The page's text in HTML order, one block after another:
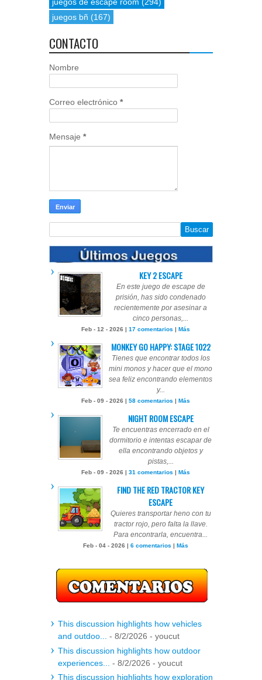
juegos de escape room (294)
juegos bñ (167)
CONTACTO
Nombre
Correo electrónico *
Mensaje *
KEY 2 ESCAPE
En este juego de escape de
prisión, has sido condenado
recientemente por asesinar a
cinco personas,...
Feb - 12 - 2026 | 17 comentarios | Más
MONKEY GO HAPPY: STAGE 1022
Tienes que encontrar todos los
mini monos y hacer que el mono
sea feliz encontrando elementos
y...
Feb - 09 - 2026 | 58 comentarios | Más
NIGHT ROOM ESCAPE
Te encuentras encerrado en el
dormitorio e intentas escapar de
ella encontrando objetos y
pistas,...
Feb - 09 - 2026 | 31 comentarios | Más
FIND THE RED TRACTOR KEY
ESCAPE
Quieres transportar heno con tu
tractor rojo, pero falta la llave.
Para encontrarla, encuentra...
Feb - 04 - 2026 | 6 comentarios | Más
This discussion highlights how vehicles
and outdoo...
- 8/2/2026 - youcut
This discussion highlights how outdoor
experiences...
- 8/2/2026 - youcut
This discussion highlights how exploration